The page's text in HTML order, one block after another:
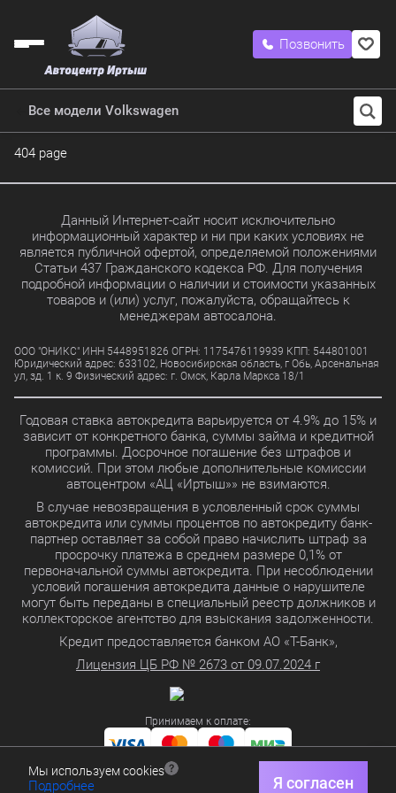
Позвонить
Все модели Volkswagen
404 page
Данный Интернет-сайт носит исключительно
информационный характер и ни при каких условиях не
является публичной офертой, определяемой положениями
Статьи 437 Гражданского кодекса РФ. Для получения
подробной информации о наличии и стоимости указанных
товаров и (или) услуг, пожалуйста, обращайтесь к
менеджерам автосалона.
ООО "ОНИКС" ИНН 5448951826 ОГРН: 1175476119939 КПП: 544801001
Юридический адрес: 633102, Новосибирская область, г Обь, Арсенальная
ул, зд. 1 к. 9 Физический адрес: г. Омск, Карла Маркса 18/1
Годовая ставка автокредита варьируется от 4.9% до 15% и
зависит от конкретного банка, суммы займа и кредитной
программы. Досрочное погашение без штрафов и
комиссий. При этом любые дополнительные комиссии
автоцентром «АЦ «Иртыш»» не взимаются.
В случае невозвращения в условленный срок суммы
автокредита или суммы процентов по автокредиту банк-
партнер оставляет за собой право начислить штраф за
просрочку платежа в среднем размере 0,1% от
первоначальной суммы автокредита. При несоблюдении
условий погашения автокредита данные о нарушителе
могут быть переданы в специальный реестр должников и
коллекторское агентство для взыскания задолженности.
Кредит предоставляется банком АО «Т-Банк»,
Лицензия ЦБ РФ № 2673 от 09.07.2024 г
Принимаем к оплате:
Политика в отношении обработки персональных данных
Мы используем cookies
Подробнее Я согласен